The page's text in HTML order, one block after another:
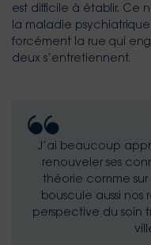
est difficile à établir. Ce
la maladie
forcément la rue qui
deux s’entretiennent.
J’ai beaucoup
renouveler ses
théorie comme
bouscule aussi
perspective du soin